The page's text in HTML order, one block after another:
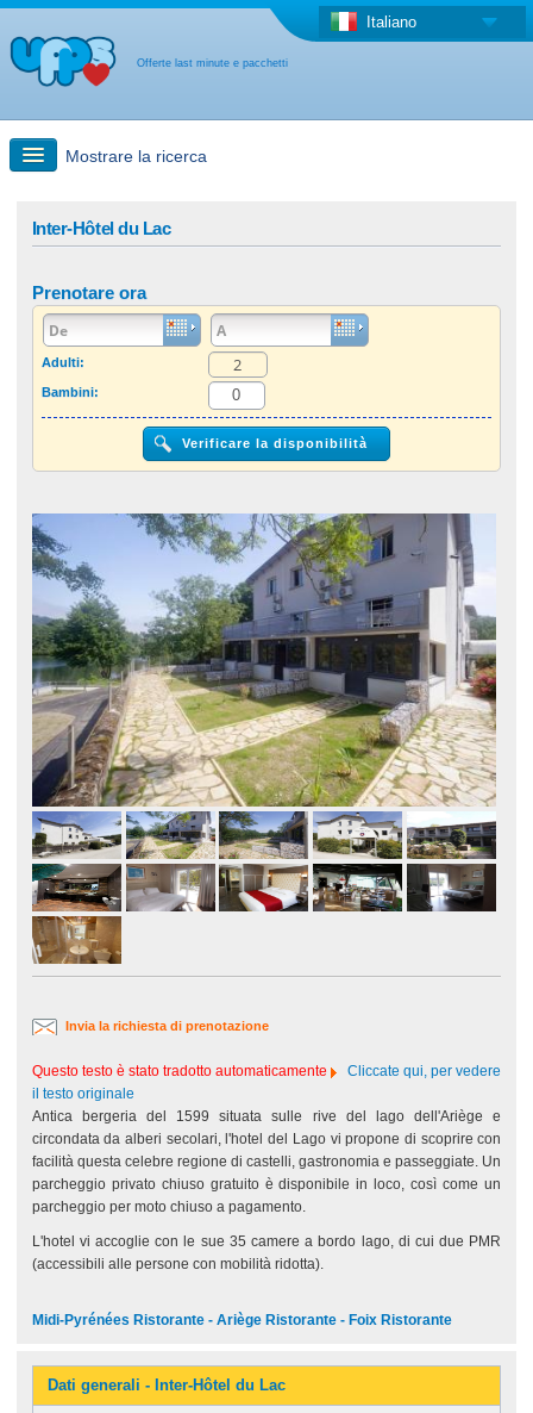
Offerte last minute e pacchetti
Italiano
Mostrare la ricerca
Offerta last minute + Offerta forfettaria
Altro paese
Inter-Hôtel du Lac
Prenotare ora
Adulti:
Bambini:
Invia la richiesta di prenotazione
Questo testo è stato tradotto automaticamente
Cliccate qui, per vedere
il testo originale
Antica bergeria del 1599 situata sulle rive del lago dell'Ariège e
circondata da alberi secolari, l'hotel del Lago vi propone di scoprire con
facilità questa celebre regione di castelli, gastronomia e passeggiate. Un
parcheggio privato chiuso gratuito è disponibile in loco, così come un
parcheggio per moto chiuso a pagamento.
L'hotel vi accoglie con le sue 35 camere a bordo lago, di cui due PMR
(accessibili alle persone con mobilità ridotta).
Midi-Pyrénées Ristorante - Ariège Ristorante - Foix Ristorante
Dati generali - Inter-Hôtel du Lac